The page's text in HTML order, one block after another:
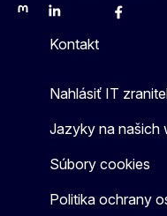
MastodonLinkedInBlueskyFacebook
Kontakt
Nahlásiť IT
Jazyky na našich
Súbory cookies
Politika ochrany